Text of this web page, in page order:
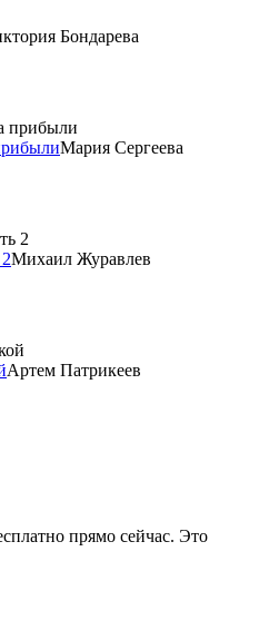
Бондарева
Мария Сергеева
Михаил Журавлев
Артем Патрикеев
прямо сейчас. Это